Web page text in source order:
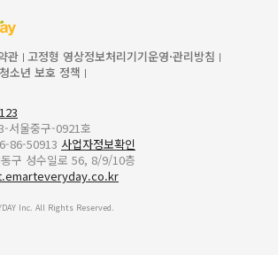
관 고정형 영상정보처리기기운영·관리방침
청소년 보호 정책
서울중구-0921호
86-50913 사업자정보확인
구 성수일로 56, 8/9/10층
Inc. All Rights Reserved.